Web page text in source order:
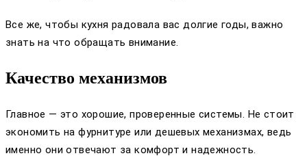
Все же, чтобы кухня радовала вас долгие годы, важно
знать на что обращать внимание.
Качество механизмов
Главное — это хорошие, проверенные системы. Не стоит
экономить на фурнитуре или дешевых механизмах, ведь
именно они отвечают за комфорт и надежность.